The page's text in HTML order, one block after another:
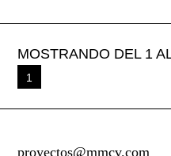
MOSTRANDO DEL 1
1
proyectos@mmcv.com